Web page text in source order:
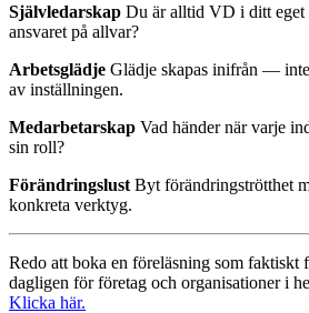
Självledarskap Du är alltid VD i ditt eget
ansvaret på allvar?
Arbetsglädje Glädje skapas inifrån —
av inställningen.
Medarbetarskap Vad händer när varje
sin roll?
Förändringslust Byt förändringströtthet
konkreta verktyg.
Redo att boka en föreläsning som faktiskt
dagligen för företag och organisationer i
Klicka här.